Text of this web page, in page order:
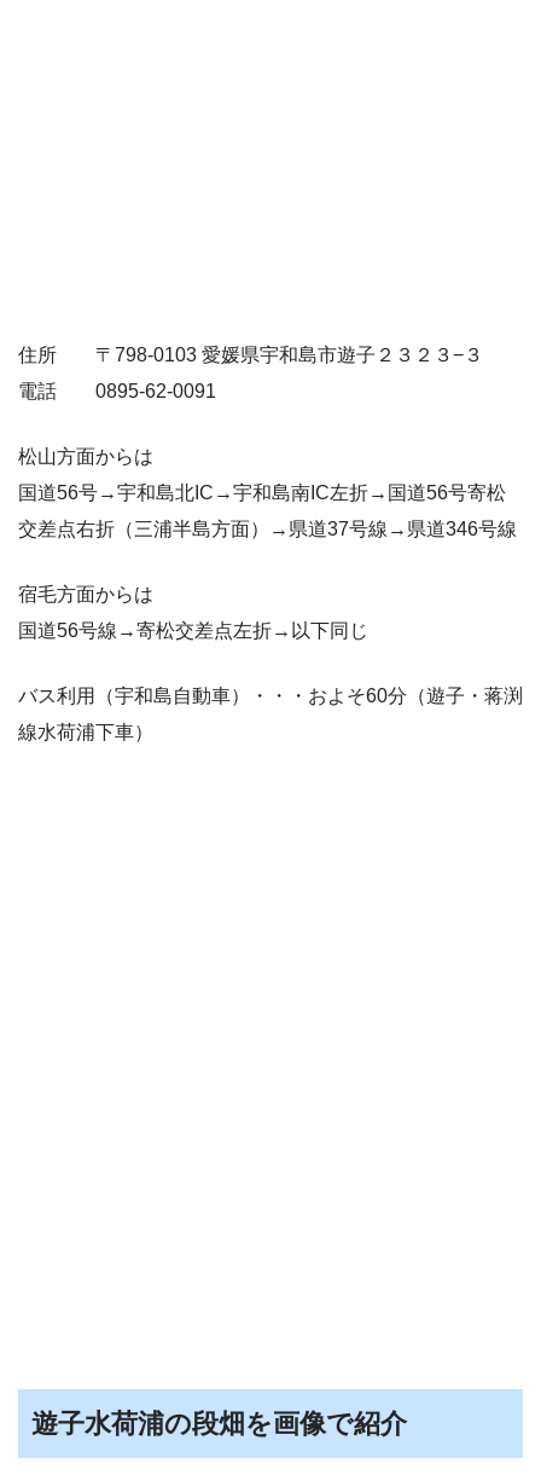
住所 〒798-0103 愛媛県宇和島市遊子２３２３−３
電話 0895-62-0091
松山方面からは
国道56号→宇和島北IC→宇和島南IC左折→国道56号寄松
交差点右折（三浦半島方面）→県道37号線→県道346号線
宿毛方面からは
国道56号線→寄松交差点左折→以下同じ
バス利用（宇和島自動車）・・・およそ60分（遊子・蒋渕
線水荷浦下車）
遊子水荷浦の段畑を画像で紹介